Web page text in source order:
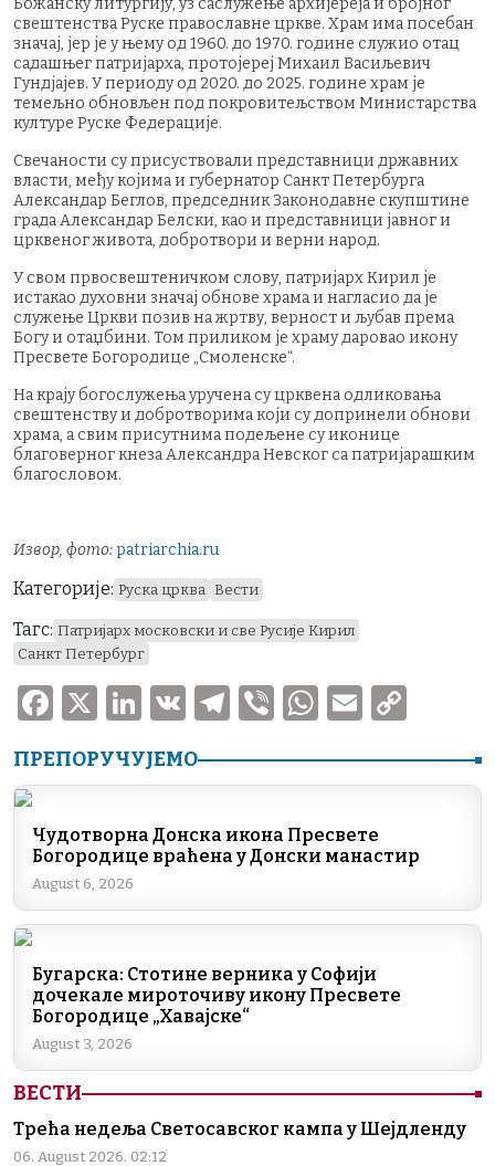
свештенства Руске православне цркве. Храм има посебан
значај, јер је у њему од 1960. до 1970. године служио отац
садашњег патријарха, протојереј Михаил Васиљевич
Гундјајев. У периоду од 2020. до 2025. године храм је
темељно обновљен под покровитељством Министарства
културе Руске Федерације.
Свечаности су присуствовали представници државних
власти, међу којима и губернатор Санкт Петербурга
Александар Беглов, председник Законодавне скупштине
града Александар Белски, као и представници јавног и
црквеног живота, добротвори и верни народ.
У свом првосвештеничком слову, патријарх Кирил је
истакао духовни значај обнове храма и нагласио да је
служење Цркви позив на жртву, верност и љубав према
Богу и отаџбини. Том приликом је храму даровао икону
Пресвете Богородице „Смоленске“.
На крају богослужења уручена су црквена одликовања
свештенству и добротворима који су допринели обнови
храма, а свим присутнима подељене су иконице
благоверног кнеза Александра Невског са патријарашким
благословом.
Извор, фото:patriarchia.ru
Категорије: Руска црква Вести
Тагс: Патријарх московски и све Русије Кирил
Санкт Петербург
F
c
b
o
o
X
Li
k
dI
V
T
e
a
m
V
er
W
at
A
p
E
ai p
Li
n
k
ПРЕПОРУЧУЈЕМО
Чудотворна Донска икона Пресвете
Богородице враћена у Донски манастир
August 6, 2026
Бугарска: Стотине верника у Софији
дочекале мироточиву икону Пресвете
Богородице „Хавајске“
August 3, 2026
ВЕСТИ
Трећа недеља Светосавског кампа у Шејдленду
06. August 2026. 02:12